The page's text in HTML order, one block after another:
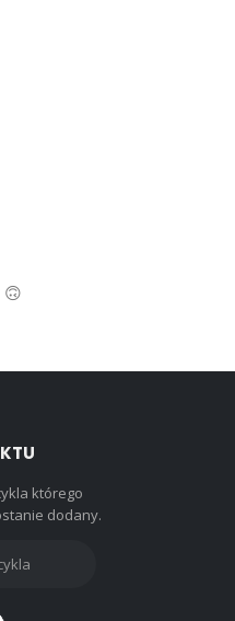
🙃
którego
dodany.